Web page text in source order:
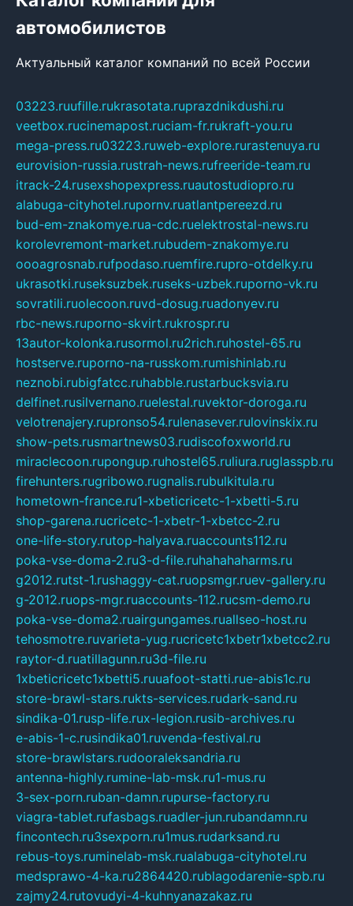
автомобилистов
Актуальный каталог компаний по всей России
03223.ruufille.rukrasotata.ruprazdnikdushi.ru
veetbox.rucinemapost.ruciam-fr.rukraft-you.ru
mega-press.ru03223.ruweb-explore.rurastenuya.ru
eurovision-russia.rustrah-news.rufreeride-team.ru
itrack-24.rusexshopexpress.ruautostudiopro.ru
alabuga-cityhotel.rupornv.ruatlantpereezd.ru
bud-em-znakomye.rua-cdc.ruelektrostal-news.ru
korolevremont-market.rubudem-znakomye.ru
oooagrosnab.rufpodaso.ruemfire.rupro-otdelky.ru
ukrasotki.ruseksuzbek.ruseks-uzbek.ruporno-vk.ru
sovratili.ruolecoon.ruvd-dosug.ruadonyev.ru
rbc-news.ruporno-skvirt.rukrospr.ru
13autor-kolonka.rusormol.ru2rich.ruhostel-65.ru
hostserve.ruporno-na-russkom.rumishinlab.ru
neznobi.rubigfatcc.ruhabble.rustarbucksvia.ru
delfinet.rusilvernano.ruelestal.ruvektor-doroga.ru
velotrenajery.rupronso54.rulenasever.rulovinskix.ru
show-pets.rusmartnews03.rudiscofoxworld.ru
miraclecoon.rupongup.ruhostel65.ruliura.ruglasspb.ru
firehunters.rugribowo.rugnalis.rubulkitula.ru
hometown-france.ru1-xbeticricetc-1-xbetti-5.ru
shop-garena.rucricetc-1-xbetr-1-xbetcc-2.ru
one-life-story.rutop-halyava.ruaccounts112.ru
poka-vse-doma-2.ru3-d-file.ruhahahaharms.ru
g2012.rutst-1.rushaggy-cat.ruopsmgr.ruev-gallery.ru
g-2012.ruops-mgr.ruaccounts-112.rucsm-demo.ru
poka-vse-doma2.ruairgungames.ruallseo-host.ru
tehosmotre.ruvarieta-yug.rucricetc1xbetr1xbetcc2.ru
raytor-d.ruatillagunn.ru3d-file.ru
1xbeticricetc1xbetti5.ruuafoot-statti.rue-abis1c.ru
store-brawl-stars.rukts-services.rudark-sand.ru
sindika-01.rusp-life.rux-legion.rusib-archives.ru
e-abis-1-c.rusindika01.ruvenda-festival.ru
store-brawlstars.rudooraleksandria.ru
antenna-highly.rumine-lab-msk.ru1-mus.ru
3-sex-porn.ruban-damn.rupurse-factory.ru
viagra-tablet.rufasbags.ruadler-jun.rubandamn.ru
fincontech.ru3sexporn.ru1mus.rudarksand.ru
rebus-toys.ruminelab-msk.rualabuga-cityhotel.ru
medsprawo-4-ka.ru2864420.rublagodarenie-spb.ru
zajmy24.rutovudyi-4-kuhnyanazakaz.ru